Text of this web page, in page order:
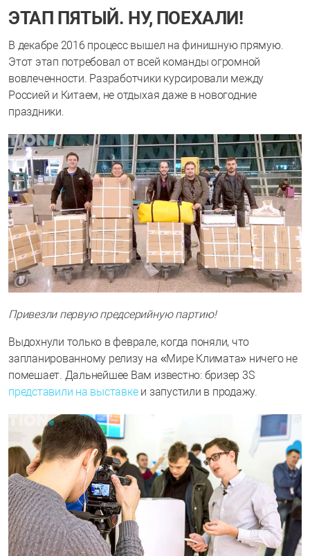
ЭТАП ПЯТЫЙ. НУ, ПОЕХАЛИ!
В декабре 2016 процесс вышел на финишную прямую.
Этот этап потребовал от всей команды огромной
вовлеченности. Разработчики курсировали между
Россией и Китаем, не отдыхая даже в новогодние
праздники.
Привезли первую предсерийную партию!
Выдохнули только в феврале, когда поняли, что
запланированному релизу на «Мире Климата» ничего не
помешает. Дальнейшее Вам известно: бризер 3S
представили на выставкеи запустили в продажу.